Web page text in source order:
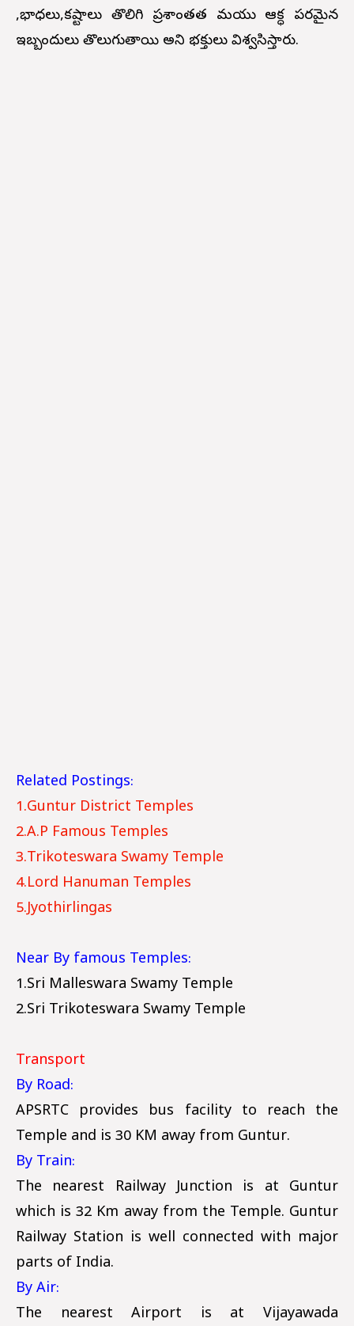
,భాధలు,కష్టాలు తొలిగి ప్రశాంతత మరియు ఆర్ధిక పరమైన
ఇబ్బందులు తొలుగుతాయి అని భక్తులు విశ్వసిస్తారు.
Related Postings:
1.Guntur District Temples
2.A.P Famous Temples
3.Trikoteswara Swamy Temple
4.Lord Hanuman Temples
5.Jyothirlingas
Near By famous Temples:
1.Sri Malleswara Swamy Temple
2.Sri Trikoteswara Swamy Temple
Transport
By Road:
APSRTC provides bus facility to reach the
Temple and is 30 KM away from Guntur.
By Train:
The nearest Railway Junction is at Guntur
which is 32 Km away from the Temple. Guntur
Railway Station is well connected with major
parts of India.
By Air:
The nearest Airport is at Vijayawada